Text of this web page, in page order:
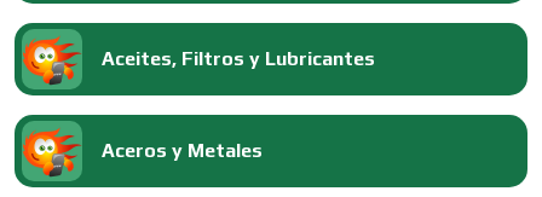
Aceites, Filtros y Lubricantes
Aceros y Metales